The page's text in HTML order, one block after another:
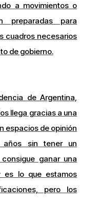
a movimientos o
preparadas para
cuadros necesarios
de gobierno.
de Argentina,
llega gracias a una
espacios de opinión
sin tener un
ganar una
es lo que estamos
pero los